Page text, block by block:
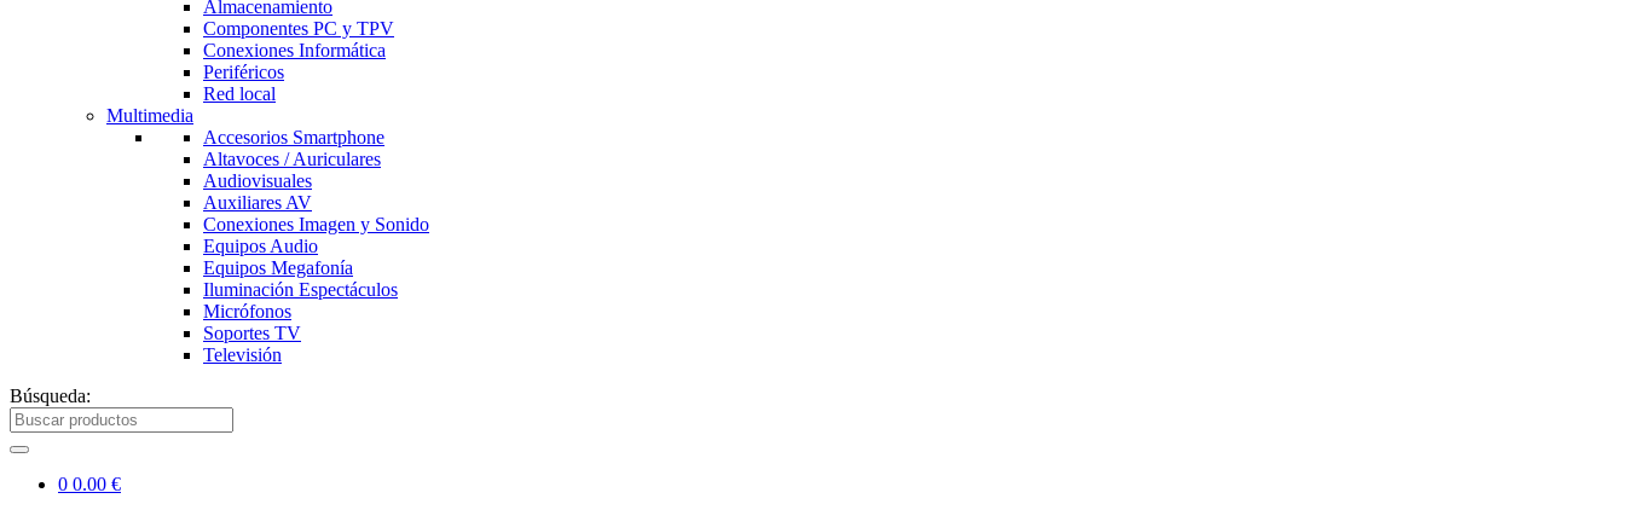
Almacenamiento
Componentes PC y TPV
Conexiones Informática
Periféricos
Red local
Multimedia
Accesorios Smartphone
Altavoces / Auriculares
Audiovisuales
Auxiliares AV
Conexiones Imagen y Sonido
Equipos Audio
Equipos Megafonía
Iluminación Espectáculos
Micrófonos
Soportes TV
Televisión
Búsqueda:
0 0.00 €